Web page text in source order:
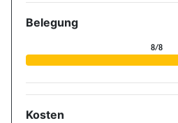
Belegung
8/8
Kosten